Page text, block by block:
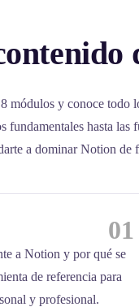
módulos y conoce todo
fundamentales hasta las
a dominar Notion de
01
a Notion y por qué se
de referencia para
y profesional.